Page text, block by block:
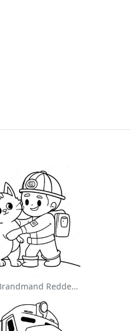
Modig Brandmand Redder En Kat Farvelægningsside